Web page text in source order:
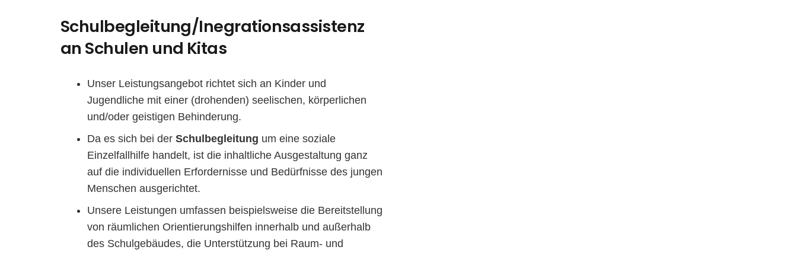
Schulbegleitung/Inegrationsassistenz
an Schulen und Kitas
Unser Leistungsangebot richtet sich an Kinder und
Jugendliche mit einer (drohenden) seelischen, körperlichen
und/oder geistigen Behinderung.
Da es sich bei der Schulbegleitung um eine soziale
Einzelfallhilfe handelt, ist die inhaltliche Ausgestaltung ganz
auf die individuellen Erfordernisse und Bedürfnisse des jungen
Menschen ausgerichtet.
Unsere Leistungen umfassen beispielsweise die Bereitstellung
von räumlichen Orientierungshilfen innerhalb und außerhalb
des Schulgebäudes, die Unterstützung bei Raum- und